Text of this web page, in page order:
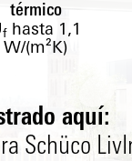
térmico
f hasta 1,1
W/(m²K)
aquí:
Schüco